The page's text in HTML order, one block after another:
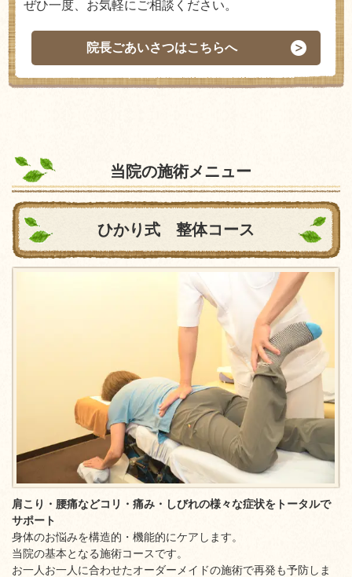
ぜひ一度、お気軽にご相談ください。
院長ごあいさつはこちらへ
当院の施術メニュー
ひかり式 整体コース
肩こり・腰痛などコリ・痛み・しびれの様々な症状をトータルで
サポート
身体のお悩みを構造的・機能的にケアします。
当院の基本となる施術コースです。
お一人お一人に合わせたオーダーメイドの施術で再発も予防しま